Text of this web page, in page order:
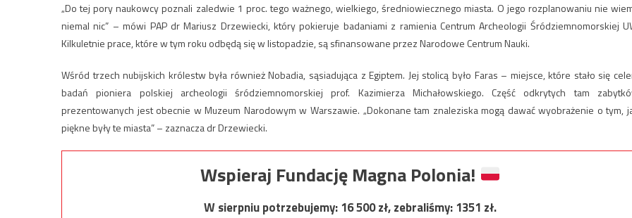
„Do tej pory naukowcy poznali zaledwie 1 proc. tego ważnego, wielkiego, średniowiecznego miasta. O jego rozplanowaniu nie
niemal nic” – mówi PAP dr Mariusz Drzewiecki, który pokieruje badaniami z ramienia Centrum Archeologii Śródziemnomorskiej
Kilkuletnie prace, które w tym roku odbędą się w listopadzie, są sfinansowane przez Narodowe Centrum Nauki.
Wśród trzech nubijskich królestw była również Nobadia, sąsiadująca z Egiptem. Jej stolicą było Faras – miejsce, które stało się
badań pioniera polskiej archeologii śródziemnomorskiej prof. Kazimierza Michałowskiego. Część odkrytych tam
prezentowanych jest obecnie w Muzeum Narodowym w Warszawie. „Dokonane tam znaleziska mogą dawać wyobrażenie o tym,
piękne były te miasta” – zaznacza dr Drzewiecki.
Wspieraj Fundację Magna Polonia!
W sierpniu potrzebujemy:16 500zł, zebraliśmy:1351 zł.